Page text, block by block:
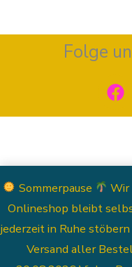
Sommerpause
Wir
Onlineshop bleibt
jederzeit in Ruhe
Versand aller
Folge
F
a
c
o
o
k